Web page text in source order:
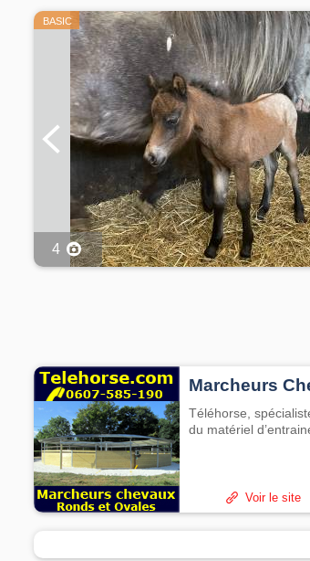
BASIC
4
Marcheurs
Téléhorse,
du matériel
Voir le site